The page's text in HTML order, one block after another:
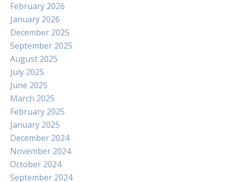
February 2026
January 2026
December 2025
September 2025
August 2025
July 2025
June 2025
March 2025
February 2025
January 2025
December 2024
November 2024
October 2024
September 2024